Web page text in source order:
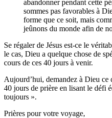
abandonner pendant cette
sommes pas favorables à
forme que ce soit, mais
jeûnons du monde afin de
Se régaler de Jésus est-ce le
le cas, Dieu a quelque chose de
cours de ces 40 jours à venir.
Aujourd’hui, demandez à Dieu ce
40 jours de prière en lisant le défi
toujours ».
Prières pour votre voyage,